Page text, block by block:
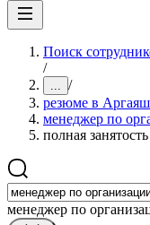
Поиск
/
... /
резюме в
менеджер по
полная занятость
менеджер по